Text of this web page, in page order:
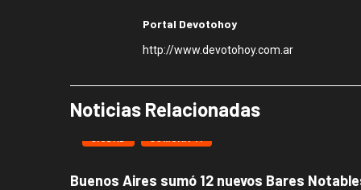
Portal Devotohoy
http://www.devotohoy.com.ar
Noticias Relacionadas
CIUDAD COMUNA 11
Buenos Aires sumó 12 nuevos Bares